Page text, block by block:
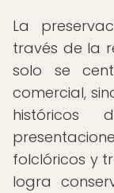
La
través de la
solo se
comercial,
históricos
folclóricos y
logra